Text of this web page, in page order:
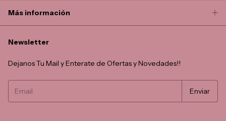
Más información
Newsletter
Dejanos Tu Mail y Enterate de Ofertas y Novedades!!